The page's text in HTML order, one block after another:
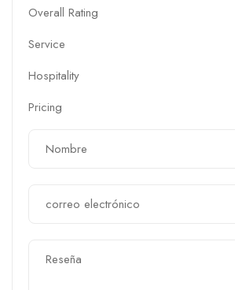
Overall Rating
Service
Hospitality
Pricing